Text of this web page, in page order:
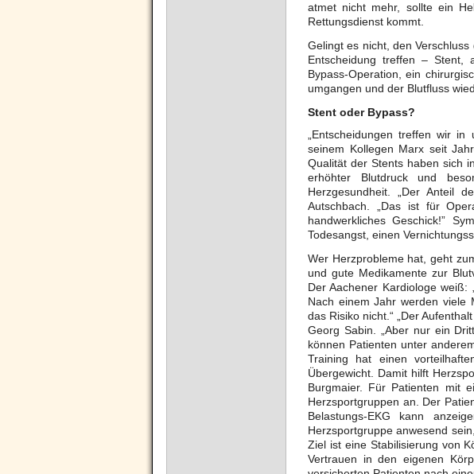
atmet nicht mehr, sollte ein
Rettungsdienst kommt.
Gelingt es nicht, den
Entscheidung treffen – Stent,
Bypass-Operation, ein
umgangen und der Blutfluss
Stent oder Bypass?
„Entscheidungen treffen wir
seinem Kollegen Marx seit
Qualität der Stents haben sich
erhöhter Blutdruck und
Herzgesundheit. „Der Anteil
Autschbach. „Das ist für
handwerkliches Geschick!”
Todesangst, einen
Wer Herzprobleme hat, geht
und gute Medikamente zur
Der Aachener Kardiologe weiß:
Nach einem Jahr werden viele
das Risiko nicht.“ „Der
Georg Sabin. „Aber nur ein
können Patienten unter
Training hat einen
Übergewicht. Damit hilft
Burgmaier. Für Patienten mit
Herzsportgruppen an. Der
Belastungs-EKG kann
Herzsportgruppe anwesend
Ziel ist eine Stabilisierung von
Vertrauen in den eigenen